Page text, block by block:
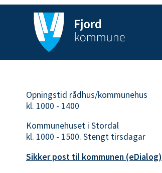
Opningstid rådhus/kommunehus
kl. 1000 - 1400
Kommunehuset i Stordal
kl. 1000 - 1500. Stengt tirsdagar
Sikker post til kommunen (eDialog)